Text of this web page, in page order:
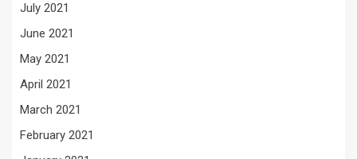
July 2021
June 2021
May 2021
April 2021
March 2021
February 2021